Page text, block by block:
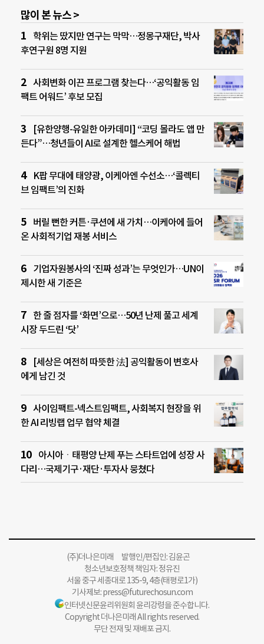
많이 본 뉴스 >
학위는 땄지만 연구는 막막…정몽구재단, 박사
후연구원 8명 지원
사회변화 이끈 프로그램 찾는다…‘공익활동 임
팩트 어워드’ 후보 모집
[유한양행-유일한 아카데미] “코딩 몰라도 앱 만
든다”…청년들이 AI로 설계한 헬스케어 해법
K팝 무대에 태양광, 이케아엔 수선소…‘콜렉티
브 임팩트’의 진화
버릴 뻔한 커튼·쿠션에 새 가치…이케아에 들어
온 사회적기업 재봉 서비스
기업자원봉사의 ‘진짜 성과’는 무엇인가…UN이
제시한 새 기준은
한 줄 점자를 ‘화면’으로…50년 난제 풀고 세계
시장 두드린 ‘닷’
[세상은 여전히 따뜻한 法] 공익활동이 변호사
에게 남긴 것
사이임팩트-넥스트임팩트, 사회복지 현장을 위
한 AI 리빙랩 업무 협약 체결
아시아ㆍ태평양 난제 푸는 스타트업에 성장 사
다리…국제기구·재단·투자사 뭉쳤다
(주)더나은미래 발행인/편집인: 김윤곤
청소년보호정책 책임자: 정유진
서울 중구 세종대로 135-9, 4층(태평로1가)
기사제보:press@futurechosun.com
인터넷신문윤리위원회 윤리강령을 준수합니다.
Copyright 더나은미래 All rights reserved.
무단 전재 및 재배포 금지.